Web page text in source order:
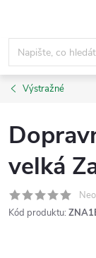
obsah
Výstražné
velká
Kód produktu: